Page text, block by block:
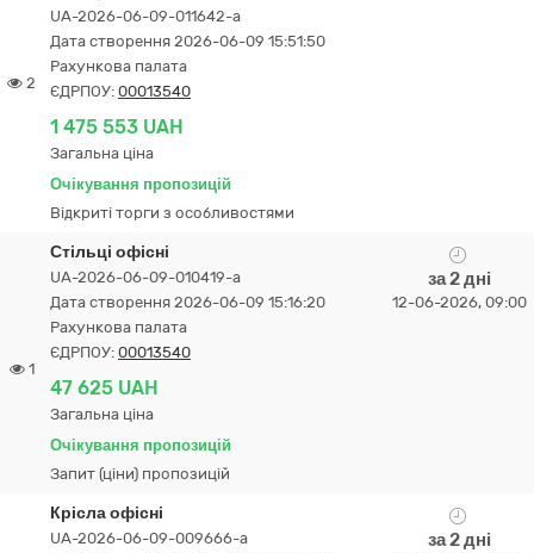
2
UA-2026-06-09-011642-a
Дата створення 2026-06-09 15:51:50
Рахункова палата
ЄДРПОУ: 00013540
1 475 553 UAH
Загальна ціна
Очікування пропозицій
Відкриті торги з особливостями
1
Стільці офісні
UA-2026-06-09-010419-a
Дата створення 2026-06-09 15:16:20
Рахункова палата
ЄДРПОУ: 00013540
47 625 UAH
Загальна ціна
Очікування пропозицій
Запит (ціни) пропозицій
за 2 дні
12-06-2026, 09:00
Крісла офісні
UA-2026-06-09-009666-a
за 2 дні